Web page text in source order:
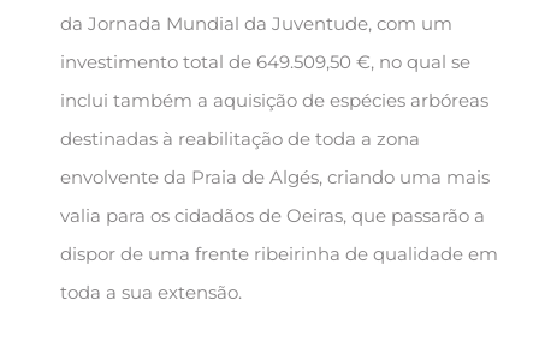
da Jornada Mundial da Juventude, com um
investimento total de 649.509,50 €, no qual se
inclui também a aquisição de espécies arbóreas
destinadas à reabilitação de toda a zona
envolvente da Praia de Algés, criando uma mais
valia para os cidadãos de Oeiras, que passarão a
dispor de uma frente ribeirinha de qualidade em
toda a sua extensão.